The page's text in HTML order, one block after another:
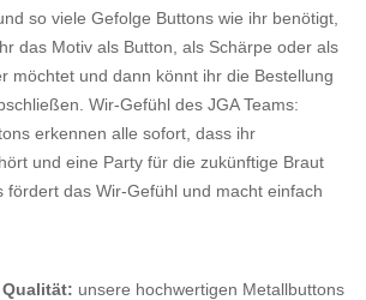
so viele Gefolge Buttons wie ihr benötigt,
das Motiv als Button, als Schärpe oder als
möchtet und dann könnt ihr die Bestellung
Wir-Gefühl des JGA Teams:
erkennen alle sofort, dass ihr
und eine Party für die zukünftige Braut
fördert das Wir-Gefühl und macht einfach
unsere hochwertigen Metallbuttons